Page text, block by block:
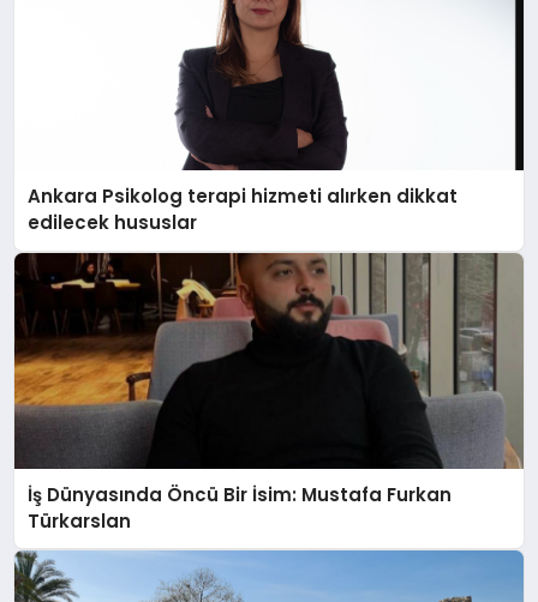
Ankara Psikolog terapi hizmeti alırken dikkat
edilecek hususlar
İş Dünyasında Öncü Bir İsim: Mustafa Furkan
Türkarslan